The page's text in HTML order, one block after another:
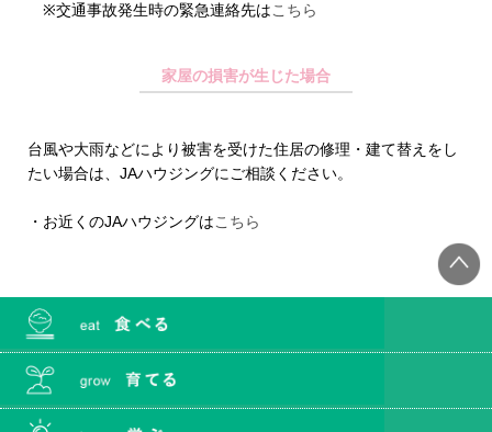
※交通事故発生時の緊急連絡先はこちら
家屋の損害が生じた場合
台風や大雨などにより被害を受けた住居の修理・建て替えをし
たい場合は、JAハウジングにご相談ください。
・お近くのJAハウジングはこちら